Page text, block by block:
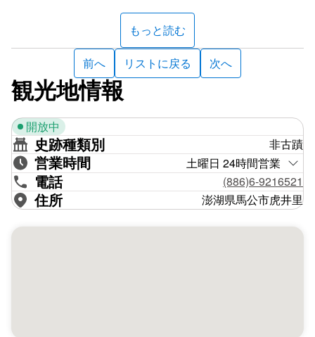
澎湖国家風景区管理処は2016年、ここに追日大道を開設
しました。全長およそ55メートルの歩道には、北回帰線
が走っている世界16か国の地図とそれらの国の国旗と国
名が書かれた石板やレリーフが嵌め込まれています。装飾
に止まらず、教育的な意義も備えており、一目で北回帰線
がどの国を走っているかを知ることができます。
追日大道を歩いていると、終点にある両手の彫塑が見えて
きます。季節の変化や太陽の照らす角度によって、両手に
映し出される影が変わります。もし時間と角度が合えば、
巨大な両手が太陽に映える情景が見えることでしょう。
ここには、他にもいくつか北回帰線が通っていることを示
す石碑画があり、虎井の村落や青い海がその背景に広がり
もっと読む
前へ リストに戻る 次へ
観光地情報
開放中
史跡種類別 非古蹟
営業時間 土曜日 24時間営業
電話 (886)6-9216521
住所 澎湖県馬公市虎井里